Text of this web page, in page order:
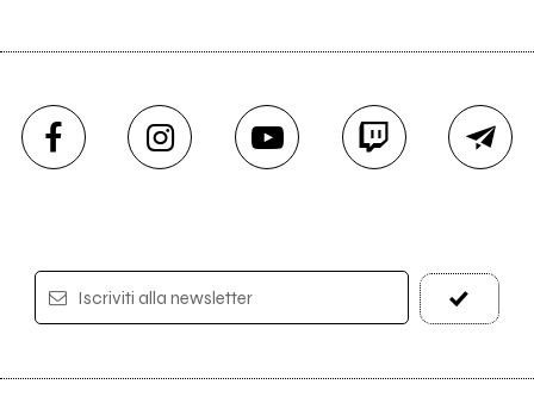
Iscriviti alla newsletter